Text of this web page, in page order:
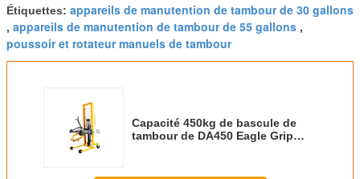
Étiquettes: appareils de manutention de tambour de 30 gallons
, appareils de manutention de tambour de 55 gallons ,
poussoir et rotateur manuels de tambour
Capacité 450kg de bascule de
tambour de DA450 Eagle Grip